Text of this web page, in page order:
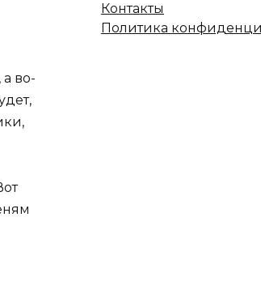
во-
Контакты
Политика